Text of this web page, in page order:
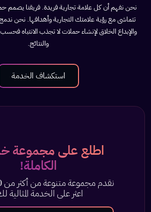
نحن نفهم أن كل علامة تجارية فريدة. فريقنا
تتماشى مع رؤية علامتك التجارية وأهدافها. نحن ندمج
والإبداع الخلاق لإنشاء حملات لا تجذب الانتباه
والنتائج.
استكشاف الخدمة
اطلع على مجموعة
الكاملة!
اعثر على الخدمة المثالية